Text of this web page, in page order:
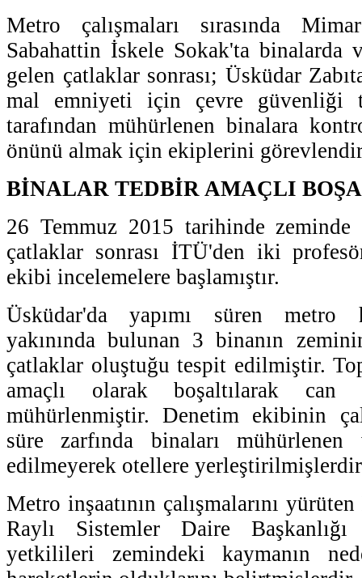
Metro çalışmaları sırasında
Sabahattin İskele Sokak'ta binalarda
gelen çatlaklar sonrası; Üsküdar
mal emniyeti için çevre güvenliği
tarafından mühürlenen binalara
önünü almak için ekiplerini
BİNALAR TEDBİR AMAÇLI
26 Temmuz 2015 tarihinde
çatlaklar sonrası İTÜ'den iki
ekibi incelemelere başlamıştır.
Üsküdar'da yapımı süren metro
yakınında bulunan 3 binanın
çatlaklar oluştuğu tespit edilmiştir.
amaçlı olarak boşaltılarak can
mühürlenmiştir. Denetim ekibinin
süre zarfında binaları mühürlenen
edilmeyerek otellere
Metro inşaatının çalışmalarını
Raylı Sistemler Daire
yetkilileri zemindeki kaymanın